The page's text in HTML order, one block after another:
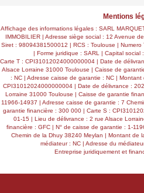
Mentions
Affichage des informations légales : SARL
IMMOBILIER | Adresse siège social : 12 Avenue
Siret : 98094381500012 | RCS : Toulouse |
| Forme juridique : SARL | Capital social
Carte T : CPI31012024000000004 | Date de
Alsace Lorraine 31000 Toulouse | Caisse de
: NC | Adresse caisse de garantie : NC |
CPI31012024000000004 | Date de délivrance :
Lorraine 31000 Toulouse | Caisse de garantie
11966-14937 | Adresse caisse de garantie : 7
garantie financière : 300 000 | Carte S :
01-15 | Lieu de délivrance : 2 rue Alsace
financière : GFC | N° de caisse de garantie : 1-
Chemin de la Dhuy 38240 Meylan | Montant de
médiateur : NC | Adresse du
Entreprise juridiquement et